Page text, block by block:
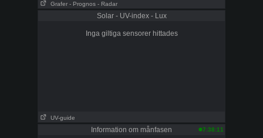
Grafer - Prognos - Radar
Solar - UV-index - Lux
Inga giltiga sensorer hittades
UV-guide
Information om månfasen 7:38:11